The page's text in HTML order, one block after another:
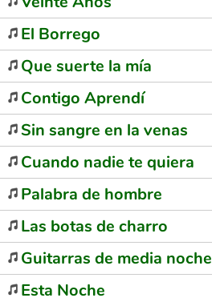
El Borrego
Que suerte la mía
Contigo Aprendí
Sin sangre en la venas
Cuando nadie te quiera
Palabra de hombre
Las botas de charro
Guitarras de media noche
Esta Noche